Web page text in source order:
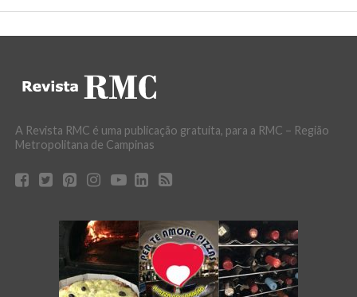
A Revista RMC é uma publicação gratuita, para a RMC – Região
Metropolitana de Campinas